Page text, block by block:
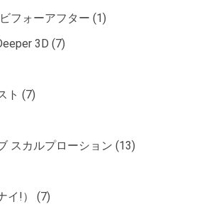
フォーアフター (1)
3D (7)
ト (7)
スカルプローション (13)
イ!）
(7)